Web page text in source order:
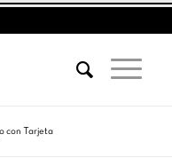
con Tarjeta